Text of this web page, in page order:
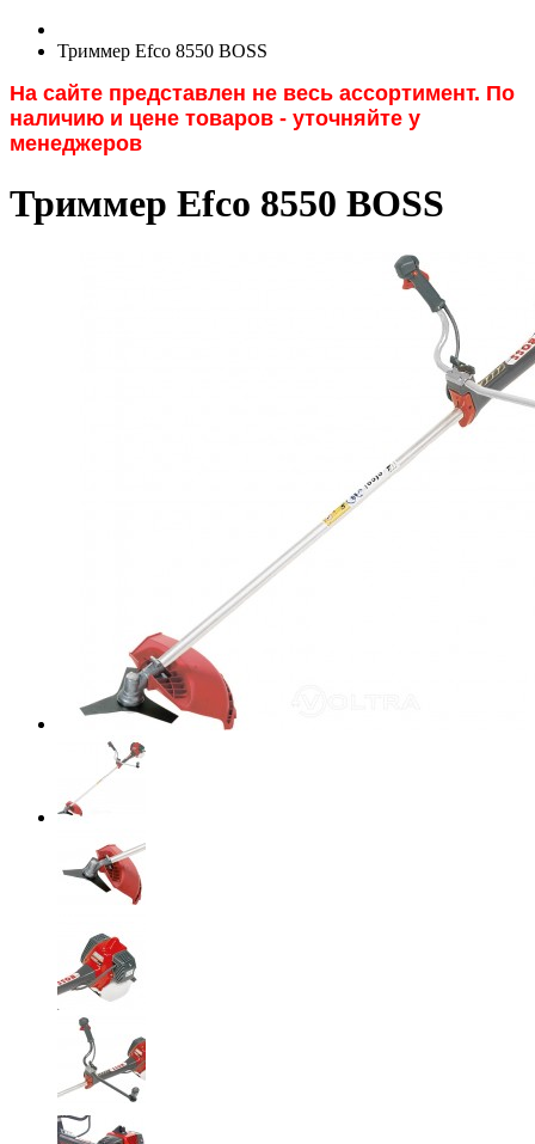
Триммер Efco 8550 BOSS
На сайте представлен не весь ассортимент. По
наличию и цене товаров - уточняйте у
менеджеров
Триммер Efco 8550 BOSS